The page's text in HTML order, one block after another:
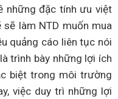
những đặc tính ưu việt
làm NTD muốn mua
quảng cáo liên tục nói
trình bày những lợi ích
biệt trong môi trường
việc duy trì những lợi